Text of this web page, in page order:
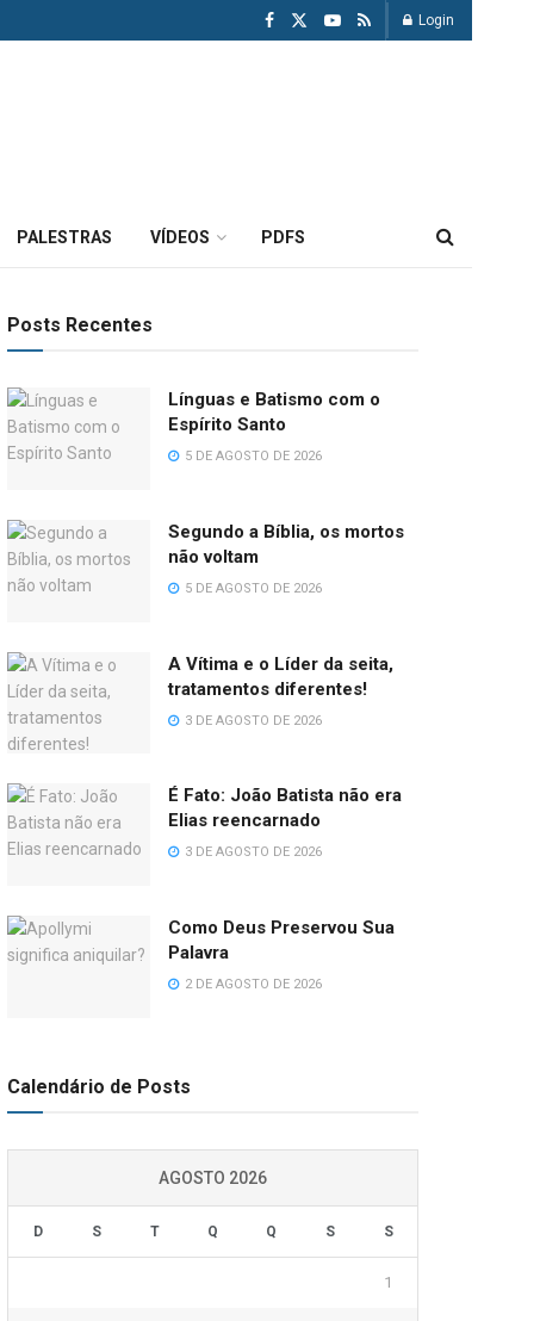
Login
PALESTRAS VÍDEOS PDFS
Posts Recentes
Línguas e Batismo com o
Espírito Santo
5 DE AGOSTO DE 2026
Segundo a Bíblia, os mortos
não voltam
5 DE AGOSTO DE 2026
A Vítima e o Líder da seita,
tratamentos diferentes!
3 DE AGOSTO DE 2026
É Fato: João Batista não era
Elias reencarnado
3 DE AGOSTO DE 2026
Como Deus Preservou Sua
Palavra
2 DE AGOSTO DE 2026
Calendário de Posts
AGOSTO 2026
D S T Q Q S S
1